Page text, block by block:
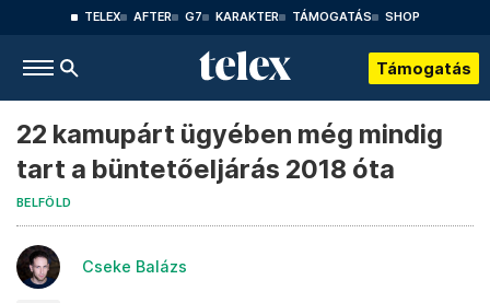
TELEX AFTER G7 KARAKTER TÁMOGATÁS SHOP
Támogatás
22 kamupárt ügyében még mindig
tart a büntetőeljárás 2018 óta
BELFÖLD
Cseke Balázs